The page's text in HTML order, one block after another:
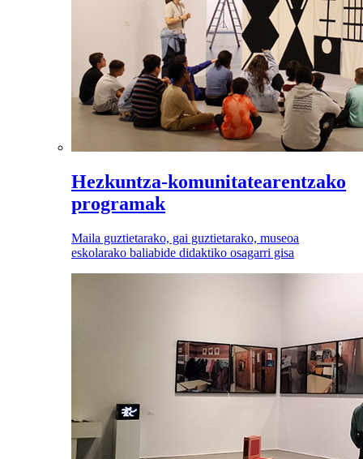
Hezkuntza-komunitatearentzako
programak
Maila guztietarako, gai guztietarako, museoa
eskolarako baliabide didaktiko osagarri gisa